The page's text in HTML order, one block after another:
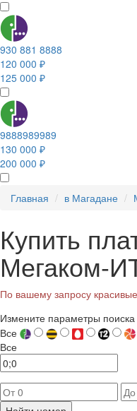
930 881 8888
120 000 ₽
125 000 ₽
9888989989
130 000 ₽
200 000 ₽
Главная в Магадане
Купить
Мегаком-
По вашему запросу
Измените параметры
Все
Все